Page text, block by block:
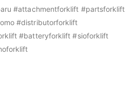
#attachmentforklift #partsforklift
#distributorforklift
#batteryforklift #sioforklift